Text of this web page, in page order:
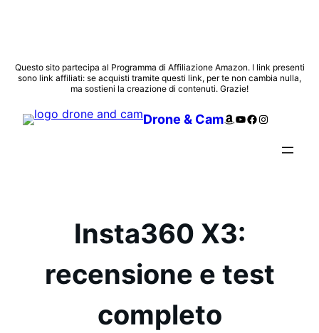
Vai
Questo sito partecipa al Programma di Affiliazione Amazon. I link presenti
sono link affiliati: se acquisti tramite questi link, per te non cambia nulla,
ma sostieni la creazione di contenuti. Grazie!
Drone & CamAmazon
YouTube
Facebook
Instagram
Insta360 X3:
recensione e test
completo